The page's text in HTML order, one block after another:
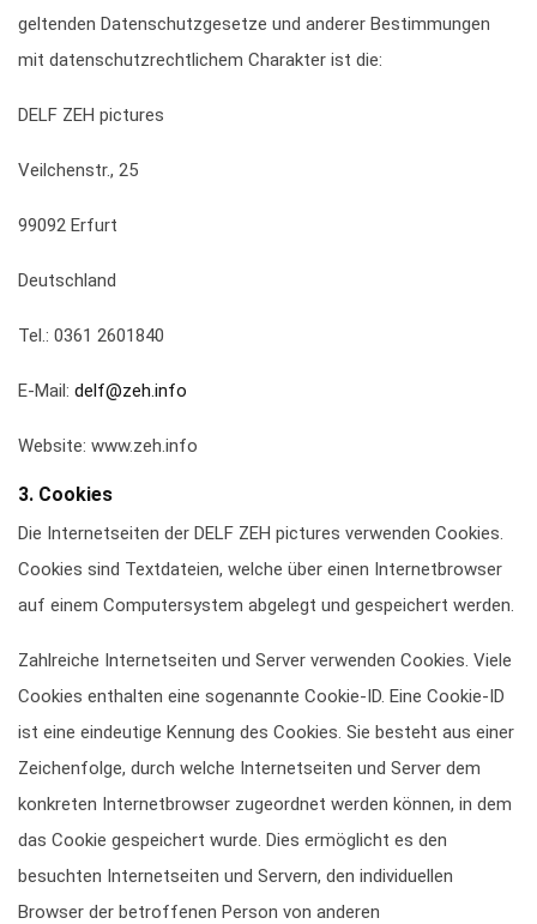
geltenden Datenschutzgesetze und anderer Bestimmungen
mit datenschutzrechtlichem Charakter ist die:
DELF ZEH pictures
Veilchenstr., 25
99092 Erfurt
Deutschland
Tel.: 0361 2601840
E-Mail: delf@zeh.info
Website: www.zeh.info
3. Cookies
Die Internetseiten der DELF ZEH pictures verwenden Cookies.
Cookies sind Textdateien, welche über einen Internetbrowser
auf einem Computersystem abgelegt und gespeichert werden.
Zahlreiche Internetseiten und Server verwenden Cookies. Viele
Cookies enthalten eine sogenannte Cookie-ID. Eine Cookie-ID
ist eine eindeutige Kennung des Cookies. Sie besteht aus einer
Zeichenfolge, durch welche Internetseiten und Server dem
konkreten Internetbrowser zugeordnet werden können, in dem
das Cookie gespeichert wurde. Dies ermöglicht es den
besuchten Internetseiten und Servern, den individuellen
Browser der betroffenen Person von anderen